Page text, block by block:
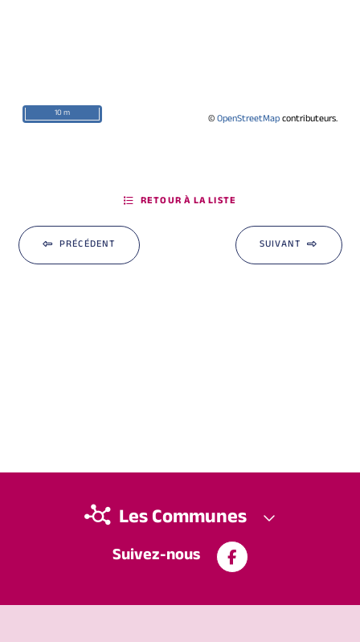
©OpenStreetMapcontributeurs.
10 m
PRÉCÉDENT
RETOUR À LA LISTE
SUIVANT
Suivez-nous
Les Communes